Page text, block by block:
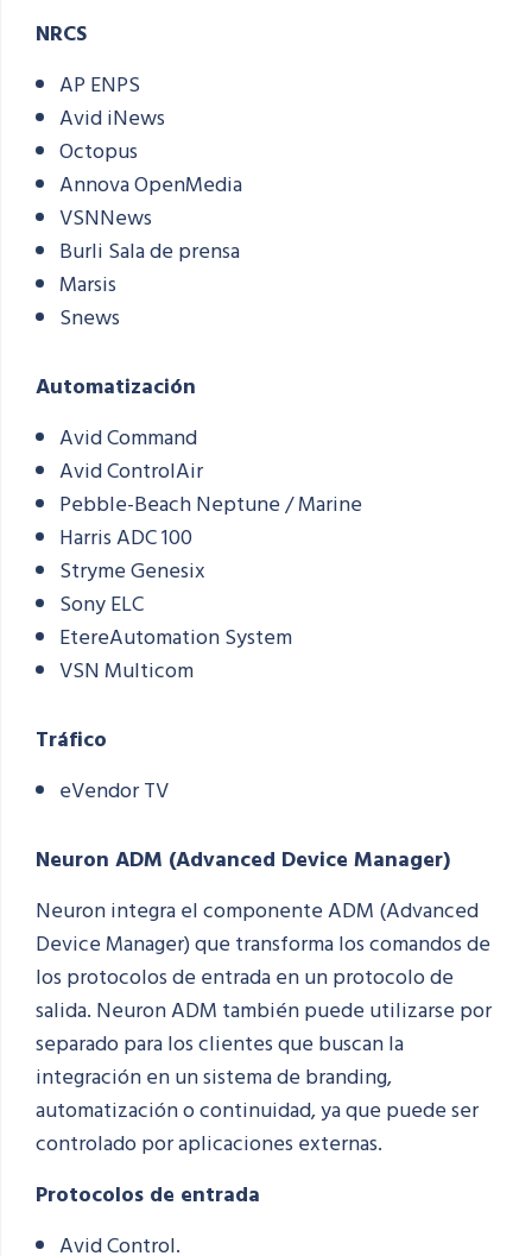
NRCS
AP ENPS
AvidiNews
Octopus
AnnovaOpenMedia
VSNNews
Burli Sala de prensa
Marsis
Snews
Automatización
Avid Command
AvidControlAir
Pebble-Beach Neptune / Marine
Harris ADC 100
StrymeGenesix
Sony ELC
EtereAutomation System
VSN Multicom
Tráfico
eVendorTV
Neuron ADM (Advanced Device Manager)
Neuron integra el componente ADM (Advanced
Device Manager) que transforma los comandos de
los protocolos de entrada en un protocolo de
salida. Neuron ADM también puede utilizarse por
separado para los clientes que buscan la
integración en un sistema de branding,
automatización o continuidad, ya que puede ser
controlado por aplicaciones externas.
Protocolos de entrada
Avid Control.